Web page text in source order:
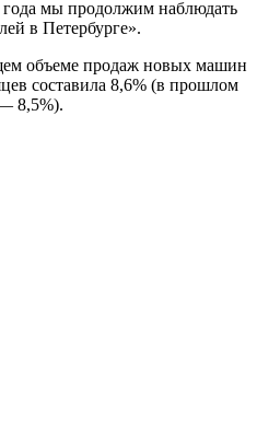
года мы продолжим наблюдать
в Петербурге».
объеме продаж новых машин
составила 8,6% (в прошлом
8,5%).